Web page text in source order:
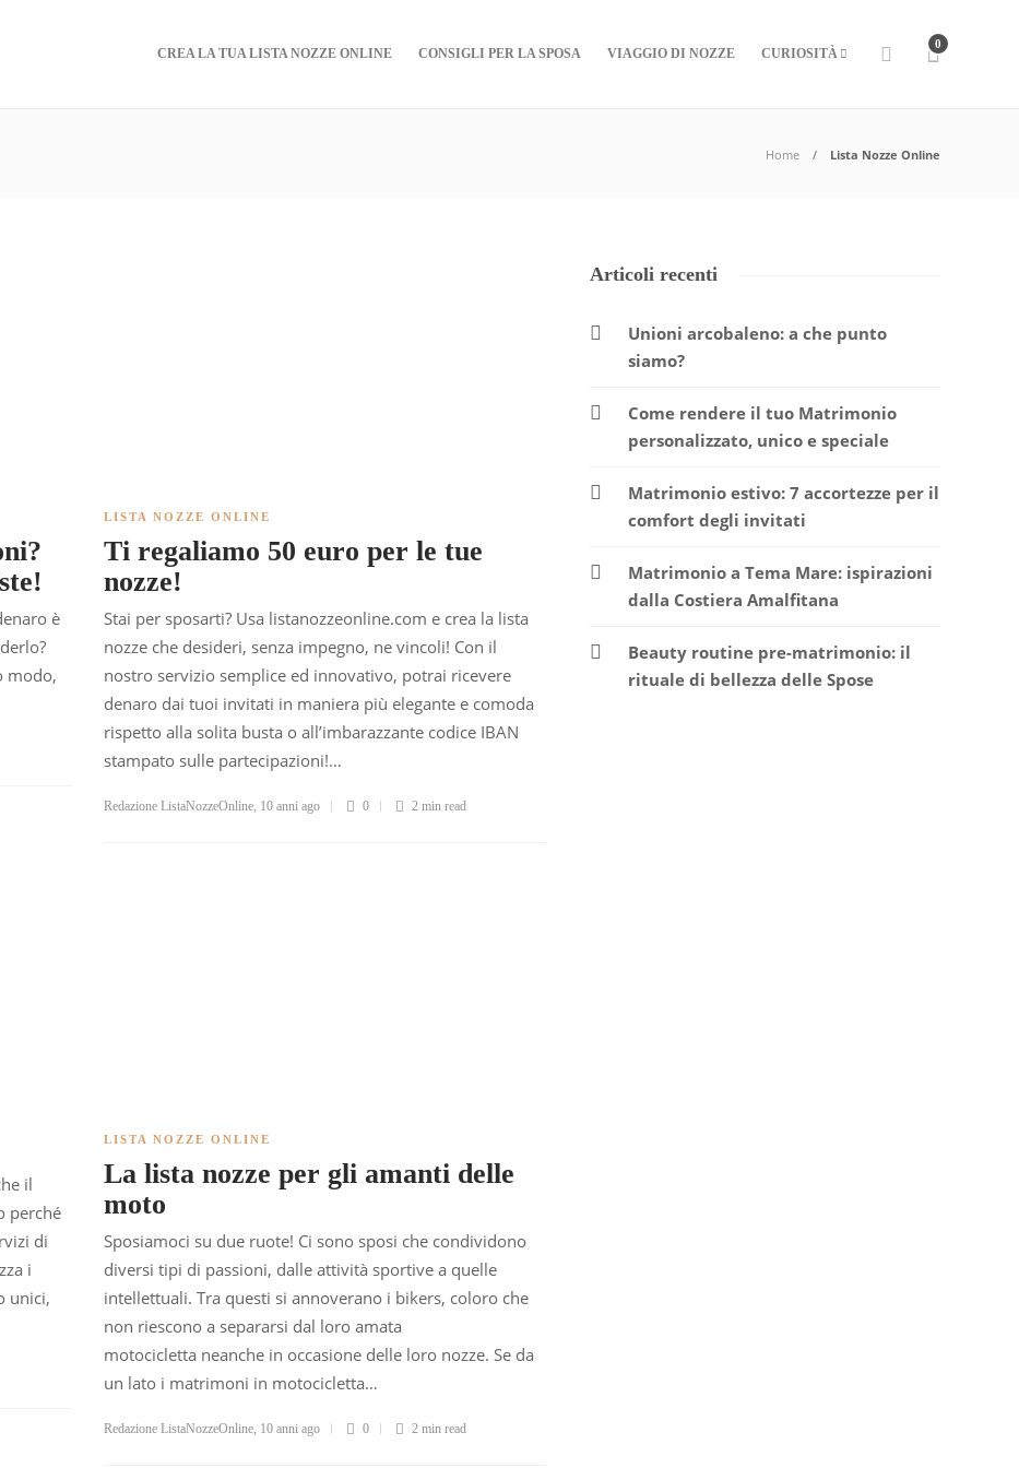
CREA LA TUA LISTA NOZZE ONLINE CONSIGLI PER LA SPOSA VIAGGIO DI NOZZE CURIOSITÀ
0
Home Lista Nozze Online
è
modo,
LISTA NOZZE ONLINE
Ti regaliamo 50 euro per le tue
nozze!
Stai per sposarti? Usa listanozzeonline.com e crea la lista
nozze che desideri, senza impegno, ne vincoli! Con il
nostro servizio semplice ed innovativo, potrai ricevere
denaro dai tuoi invitati in maniera più elegante e comoda
rispetto alla solita busta o all’imbarazzante codice IBAN
stampato sulle partecipazioni!…
Redazione ListaNozzeOnline, 10 anni ago 0 2 min read
il
perché
di
i
unici,
LISTA NOZZE ONLINE
La lista nozze per gli amanti delle
moto
Sposiamoci su due ruote! Ci sono sposi che condividono
diversi tipi di passioni, dalle attività sportive a quelle
intellettuali. Tra questi si annoverano i bikers, coloro che
non riescono a separarsi dal loro amata
motocicletta neanche in occasione delle loro nozze. Se da
un lato i matrimoni in motocicletta…
Redazione ListaNozzeOnline, 10 anni ago 0 2 min read
Articoli recenti
Unioni arcobaleno: a che punto
siamo?
Come rendere il tuo Matrimonio
personalizzato, unico e speciale
Matrimonio estivo: 7 accortezze per il
comfort degli invitati
Matrimonio a Tema Mare: ispirazioni
dalla Costiera Amalfitana
Beauty routine pre-matrimonio: il
rituale di bellezza delle Spose